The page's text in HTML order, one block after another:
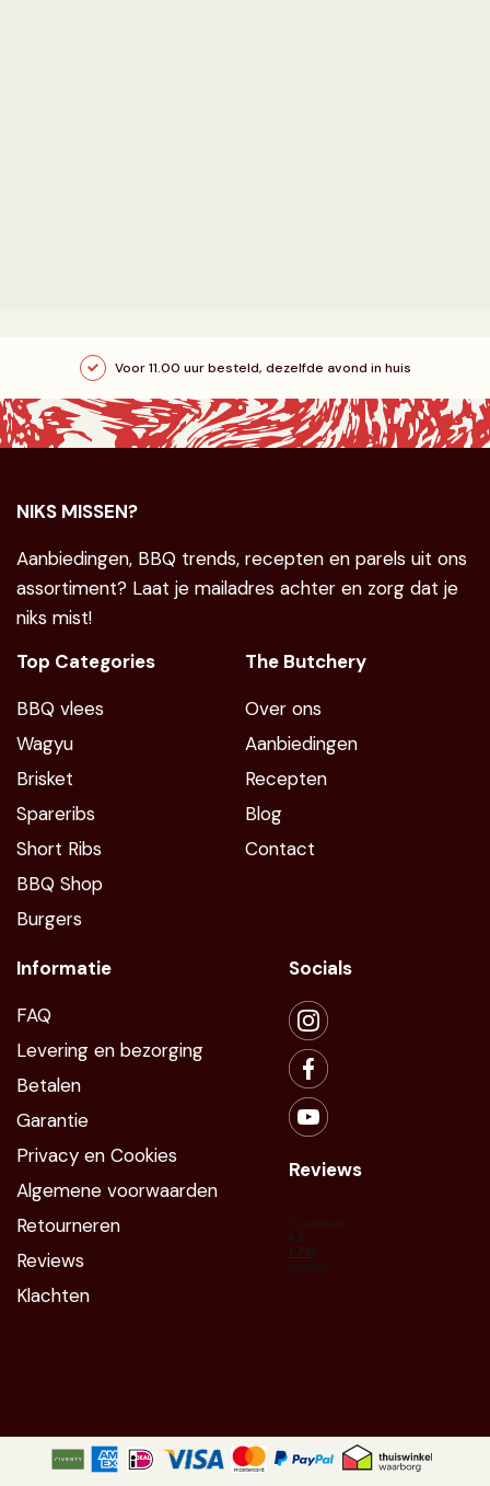
Voor 11.00 uur besteld, dezelfde avond in huis
NIKS MISSEN?
Aanbiedingen, BBQ trends, recepten en parels uit ons
assortiment? Laat je mailadres achter en zorg dat je
niks mist!
Top Categories
BBQ vlees
Wagyu
Brisket
Spareribs
Short Ribs
BBQ Shop
Burgers
The Butchery
Over ons
Aanbiedingen
Recepten
Blog
Contact
Informatie
FAQ
Levering en bezorging
Betalen
Garantie
Privacy en Cookies
Algemene voorwaarden
Retourneren
Reviews
Klachten
Socials
Reviews